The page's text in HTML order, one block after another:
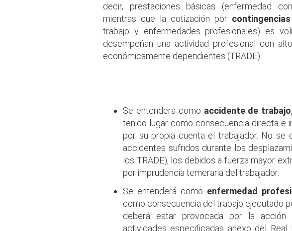
decir, prestaciones básicas (enfermedad
mientras que la cotización por
trabajo y enfermedades profesionales) es
desempeñan una actividad profesional con
económicamente dependientes (TRADE).
Se entenderá como accidente de trabajo
tenido lugar como consecuencia directa e
por su propia cuenta el trabajador. No se
accidentes sufridos durante los
los TRADE), los debidos a fuerza mayor
por imprudencia temeraria del trabajador.
Se entenderá como enfermedad
como consecuencia del trabajo ejecutado
deberá estar provocada por la
actividades especificadas anexo del